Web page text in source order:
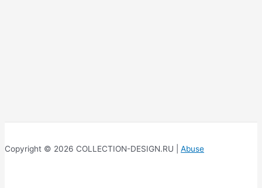
Copyright © 2026 COLLECTION-DESIGN.RU | Abuse